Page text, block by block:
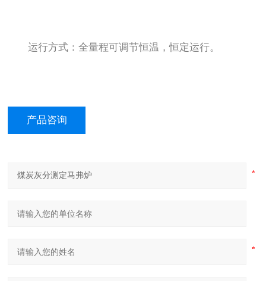
运行方式：全量程可调节恒温，恒定运行。
产品咨询